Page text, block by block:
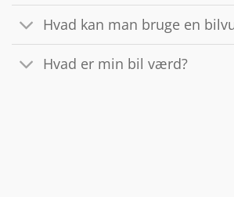
Hvad kan man bruge en
Hvad er min bil værd?